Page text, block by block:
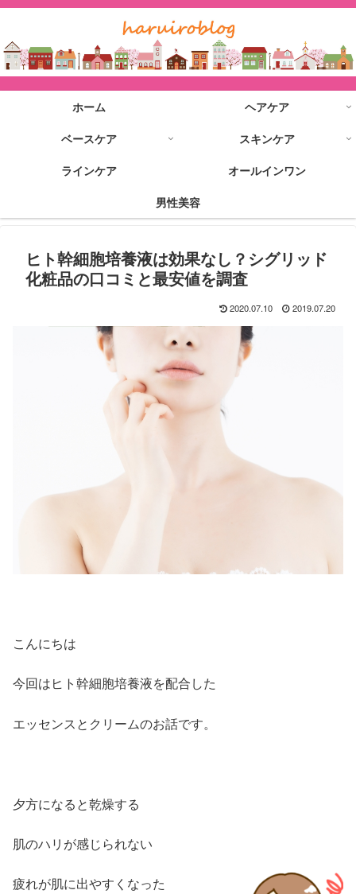
ホーム
ヘアケア
ベースケア
スキンケア
ラインケア
オールインワン
男性美容
ヒト幹細胞培養液は効果なし？シグリッド
化粧品の口コミと最安値を調査
2020.07.10 2019.07.20
こんにちは
今回はヒト幹細胞培養液を配合した
エッセンスとクリームのお話です。
夕方になると乾燥する
肌のハリが感じられない
疲れが肌に出やすくなった